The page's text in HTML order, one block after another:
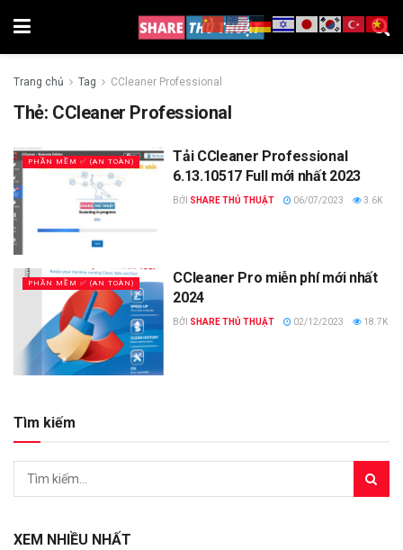
Trang chủ Tag CCleaner Professional
Thẻ: CCleaner Professional
PHẦN MỀM ✅ (AN TOÀN)
Tải CCleaner Professional
6.13.10517 Full mới nhất 2023
BỞI SHARE THỦ THUẬT 06/07/2023 3.6K
PHẦN MỀM ✅ (AN TOÀN)
CCleaner Pro miễn phí mới nhất
2024
BỞI SHARE THỦ THUẬT 02/12/2023 18.7K
Tìm kiếm
XEM NHIỀU NHẤT